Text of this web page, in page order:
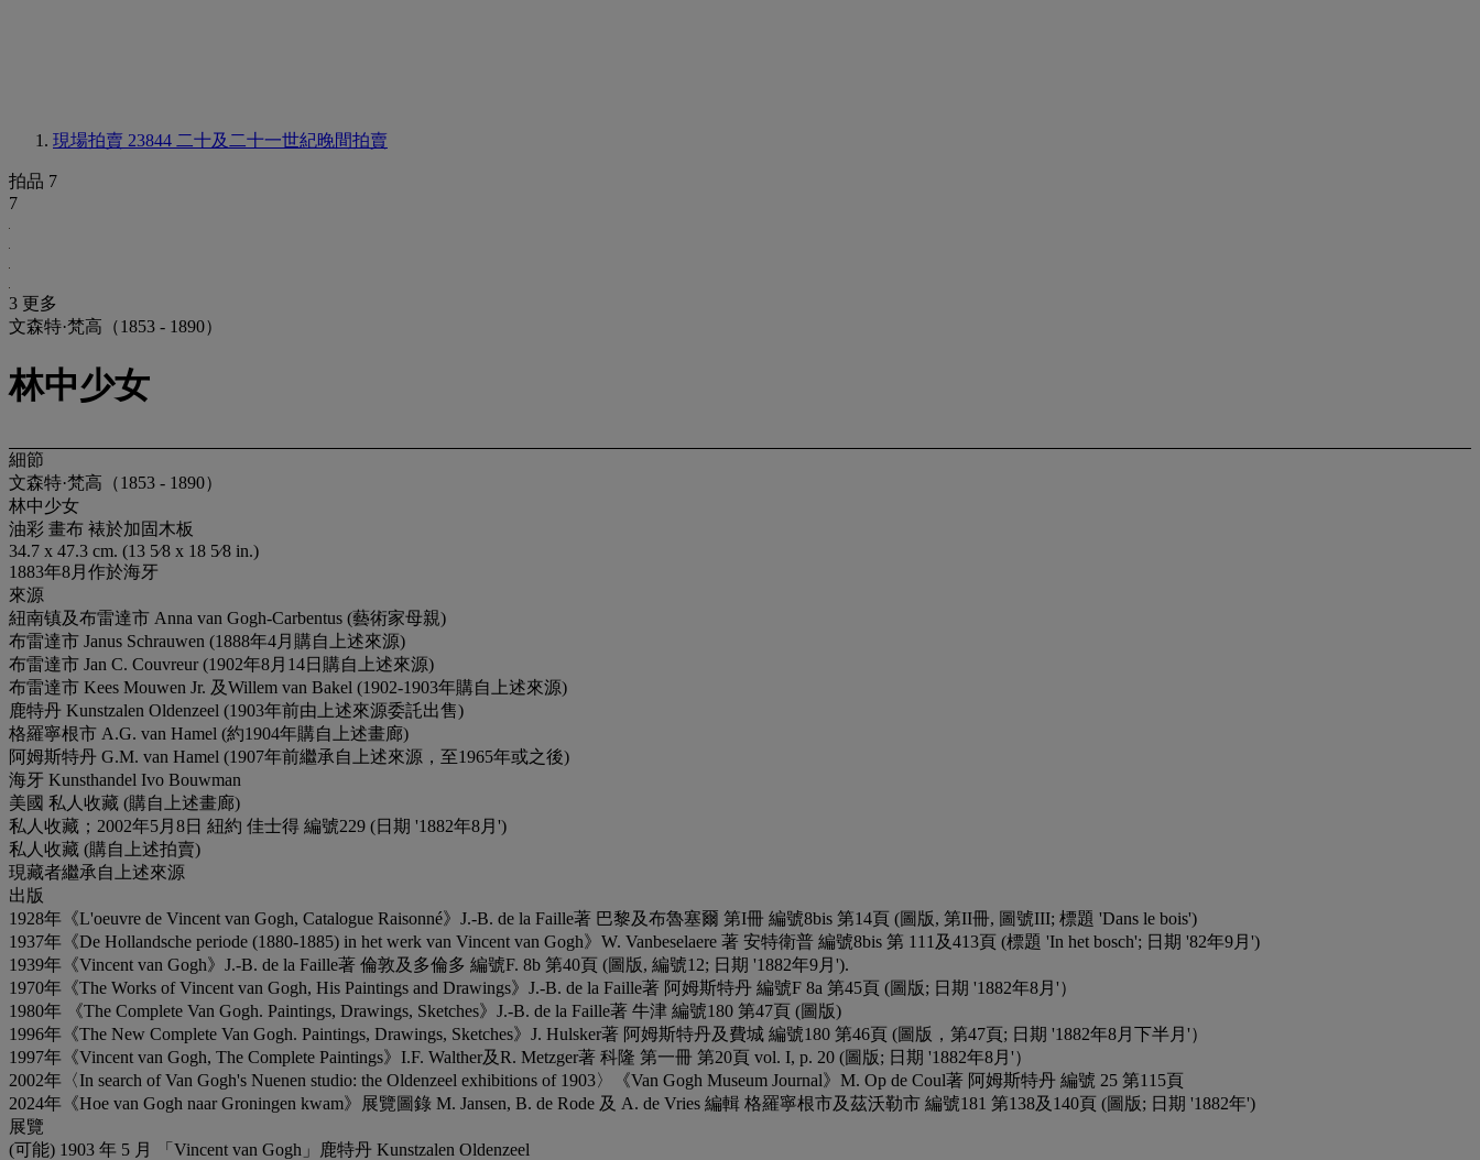
現場拍賣 23844 二十及二十一世紀晚間拍賣
拍品 7
7
3 更多
文森特·梵高（1853 - 1890）
林中少女
細節
文森特·梵高（1853 - 1890）
林中少女
油彩 畫布 裱於加固木板
34.7 x 47.3 cm. (13 5⁄8 x 18 5⁄8 in.)
1883年8月作於海牙
來源
紐南镇及布雷達市 Anna van Gogh-Carbentus (藝術家母親)
布雷達市 Janus Schrauwen (1888年4月購自上述來源)
布雷達市 Jan C. Couvreur (1902年8月14日購自上述來源)
布雷達市 Kees Mouwen Jr. 及Willem van Bakel (1902-1903年購自上述來源)
鹿特丹 Kunstzalen Oldenzeel (1903年前由上述來源委託出售)
格羅寧根市 A.G. van Hamel (約1904年購自上述畫廊)
阿姆斯特丹 G.M. van Hamel (1907年前繼承自上述來源，至1965年或之後)
海牙 Kunsthandel Ivo Bouwman
美國 私人收藏 (購自上述畫廊)
私人收藏；2002年5月8日 紐約 佳士得 編號229 (日期 '1882年8月')
私人收藏 (購自上述拍賣)
現藏者繼承自上述來源
出版
1928年《L'oeuvre de Vincent van Gogh, Catalogue Raisonné》J.-B. de la Faille著 巴黎及布魯塞爾 第I冊 編號8bis 第14頁 (圖版, 第II冊, 圖號III; 標題 'Dans le bois')
1937年《De Hollandsche periode (1880-1885) in het werk van Vincent van Gogh》W. Vanbeselaere 著 安特衛普 編號8bis 第 111及413頁 (標題 'In het bosch'; 日期 '82年9月')
1939年《Vincent van Gogh》J.-B. de la Faille著 倫敦及多倫多 編號F. 8b 第40頁 (圖版, 編號12; 日期 '1882年9月').
1970年《The Works of Vincent van Gogh, His Paintings and Drawings》J.-B. de la Faille著 阿姆斯特丹 編號F 8a 第45頁 (圖版; 日期 '1882年8月'）
1980年 《The Complete Van Gogh. Paintings, Drawings, Sketches》J.-B. de la Faille著 牛津 編號180 第47頁 (圖版)
1996年《The New Complete Van Gogh. Paintings, Drawings, Sketches》J. Hulsker著 阿姆斯特丹及費城 編號180 第46頁 (圖版，第47頁; 日期 '1882年8月下半月'）
1997年《Vincent van Gogh, The Complete Paintings》I.F. Walther及R. Metzger著 科隆 第一冊 第20頁 vol. I, p. 20 (圖版; 日期 '1882年8月'）
2002年〈In search of Van Gogh's Nuenen studio: the Oldenzeel exhibitions of 1903〉《Van Gogh Museum Journal》M. Op de Coul著 阿姆斯特丹 編號 25 第115頁
2024年《Hoe van Gogh naar Groningen kwam》展覽圖錄 M. Jansen, B. de Rode 及 A. de Vries 編輯 格羅寧根市及茲沃勒市 編號181 第138及140頁 (圖版; 日期 '1882年')
展覽
(可能) 1903 年 5 月 「Vincent van Gogh」鹿特丹 Kunstzalen Oldenzeel